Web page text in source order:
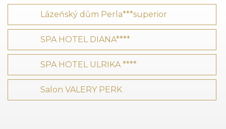
Lázeňský dům Perla***superior
SPA HOTEL DIANA****
SPA HOTEL ULRIKA ****
Salon VALERY PERK